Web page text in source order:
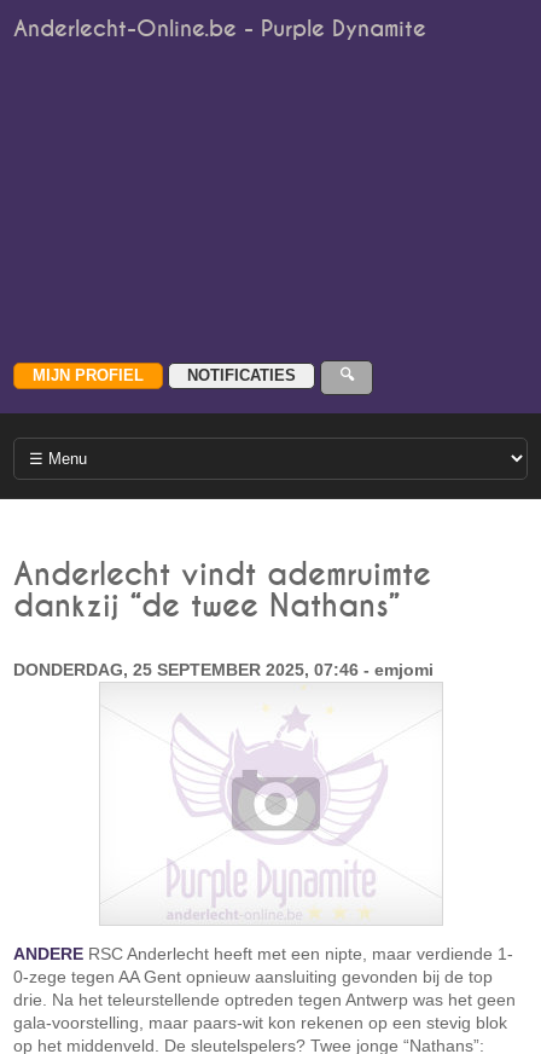
Anderlecht-Online.be - Purple Dynamite
Anderlecht vindt ademruimte
dankzij “de twee Nathans”
DONDERDAG, 25 SEPTEMBER 2025, 07:46 - emjomi
ANDERE RSC Anderlecht heeft met een nipte, maar verdiende 1-
0-zege tegen AA Gent opnieuw aansluiting gevonden bij de top
drie. Na het teleurstellende optreden tegen Antwerp was het geen
gala-voorstelling, maar paars-wit kon rekenen op een stevig blok
op het middenveld. De sleutelspelers? Twee jonge “Nathans”: